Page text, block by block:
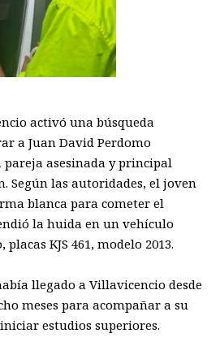
activó una búsqueda
a Juan David Perdomo
asesinada y principal
Según las autoridades, el joven
blanca para cometer el
la huida en un vehículo
KJS 461, modelo 2013.
llegado a Villavicencio desde
meses para acompañar a su
estudios superiores.